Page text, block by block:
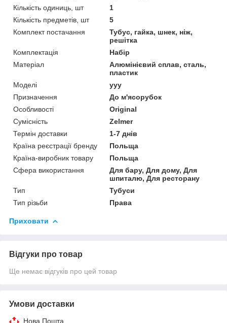
Кількість одиниць, шт
1
Кількість предметів, шт
5
Комплект постачання
Тубус, гайка, шнек, ніж,
решітка
Комплектація
Набір
Матеріал
Алюмінієвий сплав, сталь,
пластик
Моделі
yyy
Призначення
До м'ясорубок
Особливості
Original
Сумісність
Zelmer
Термін доставки
1-7 днів
Країна реєстрації бренду
Польща
Країна-виробник товару
Польща
Сфера використання
Для бару, Для дому, Для
шпиталю, Для ресторану
Тип
Тубуси
Тип різьби
Права
Приховати
Відгуки про товар
Ще немає відгуків про цей товар
Умови доставки
Нова Пошта